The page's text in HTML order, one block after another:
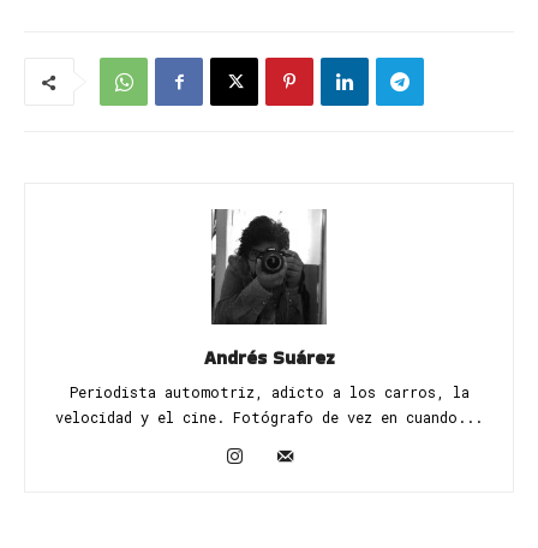
Andrés Suárez
Periodista automotriz, adicto a los carros, la
velocidad y el cine. Fotógrafo de vez en cuando...